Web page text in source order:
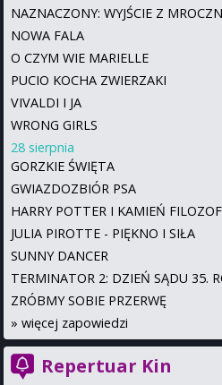
NAZNACZONY: WYJŚCIE Z
NOWA FALA
O CZYM WIE MARIELLE
PUCIO KOCHA ZWIERZAKI
VIVALDI I JA
WRONG GIRLS
28 sierpnia
GORZKIE ŚWIĘTA
GWIAZDOZBIÓR PSA
HARRY POTTER I KAMIEŃ
JULIA PIROTTE - PIĘKNO I SIŁA
SUNNY DANCER
TERMINATOR 2: DZIEŃ SĄDU 35.
ZRÓBMY SOBIE PRZERWĘ
» więcej zapowiedzi
Repertuar Kin